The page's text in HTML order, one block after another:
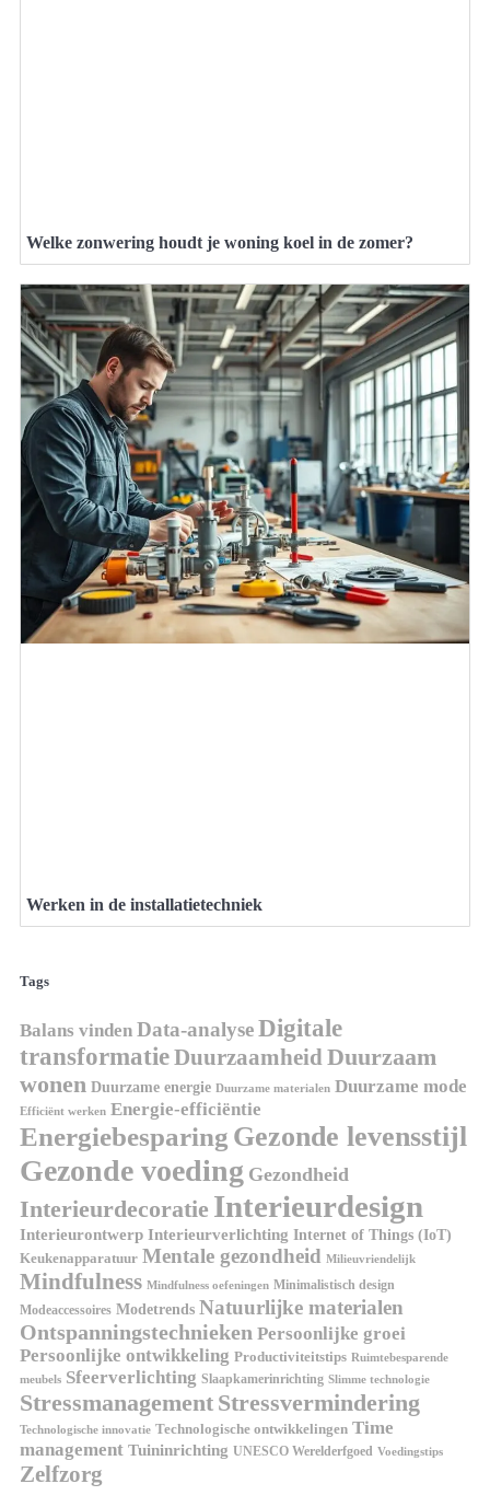
Welke zonwering houdt je woning koel in de zomer?
Werken in de installatietechniek
Tags
Balans vinden Data-analyseDigitale
transformatieDuurzaamheidDuurzaam
wonen Duurzame energie Duurzame materialen Duurzame mode
Efficiënt werken Energie-efficiëntie
Energiebesparing Gezonde levensstijl
Gezonde voeding Gezondheid
Interieurdecoratie Interieurdesign
Interieurontwerp Interieurverlichting Internet of Things (IoT)
Keukenapparatuur Mentale gezondheid Milieuvriendelijk
Mindfulness Mindfulness oefeningen Minimalistisch design
Modeaccessoires Modetrends Natuurlijke materialen
Ontspanningstechnieken Persoonlijke groei
Persoonlijke ontwikkeling Productiviteitstips Ruimtebesparende
meubels Sfeerverlichting Slaapkamerinrichting Slimme technologie
Stressmanagement Stressvermindering
Technologische innovatie Technologische ontwikkelingen Time
management Tuininrichting UNESCO Werelderfgoed Voedingstips
Zelfzorg